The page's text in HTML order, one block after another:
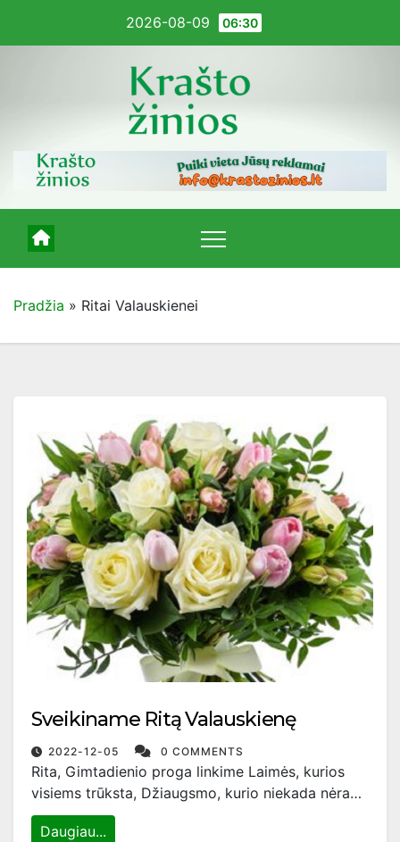
2026-08-09 06:30
Pradžia » Ritai Valauskienei
Sveikiname Ritą Valauskienę
2022-12-05 0 COMMENTS
Rita, Gimtadienio proga linkime Laimės, kurios
visiems trūksta, Džiaugsmo, kurio niekada nėra…
Daugiau...